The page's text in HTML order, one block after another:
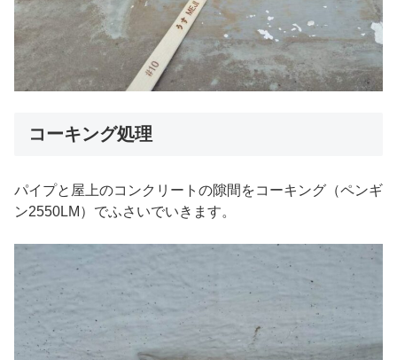
コーキング処理
パイプと屋上のコンクリートの隙間をコーキング（ペンギ
ン2550LM）でふさいでいきます。